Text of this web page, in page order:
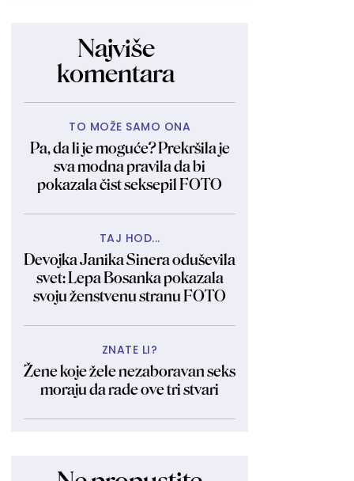
Najviše
komentara
TO MOŽE SAMO ONA
Pa, da li je moguće? Prekršila je
sva modna pravila da bi
pokazala čist seksepil FOTO
TAJ HOD...
Devojka Janika Sinera oduševila
svet: Lepa Bosanka pokazala
svoju ženstvenu stranu FOTO
ZNATE LI?
Žene koje žele nezaboravan seks
moraju da rade ove tri stvari